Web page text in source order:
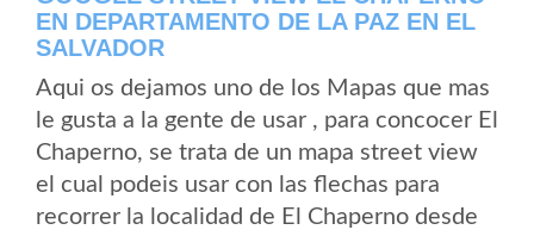
EN DEPARTAMENTO DE LA PAZ EN EL
SALVADOR
Aqui os dejamos uno de los Mapas que mas
le gusta a la gente de usar , para concocer El
Chaperno, se trata de un mapa street view
el cual podeis usar con las flechas para
recorrer la localidad de El Chaperno desde